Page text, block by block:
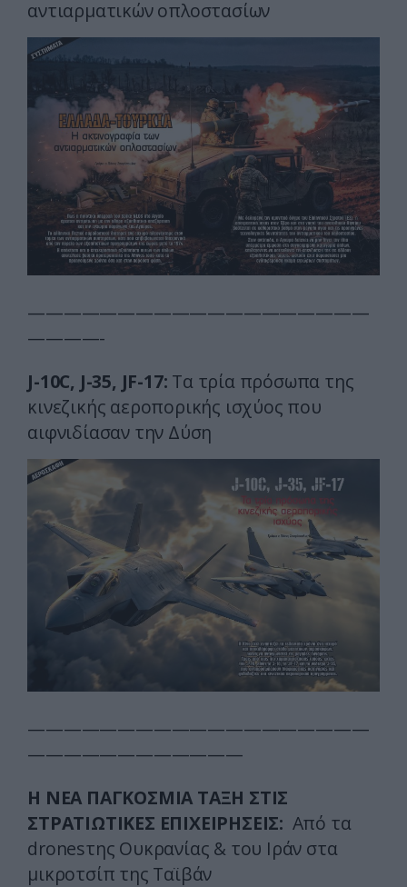
αντιαρματικών οπλοστασίων
———————————————————
————-
J-10C, J-35, JF-17: Τα τρία πρόσωπα της
κινεζικής αεροπορικής ισχύος που
αιφνιδίασαν την Δύση
———————————————————
————————————
H ΝΕΑ ΠΑΓΚΟΣΜΙΑ ΤΑΞΗ ΣΤΙΣ
ΣΤΡΑΤΙΩΤΙΚΕΣ ΕΠΙΧΕΙΡΗΣΕΙΣ: Από τα
dronesτης Ουκρανίας & του Ιράν στα
μικροτσίπ της Ταϊβάν